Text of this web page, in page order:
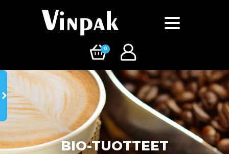
0
BIO-TUOTTEET